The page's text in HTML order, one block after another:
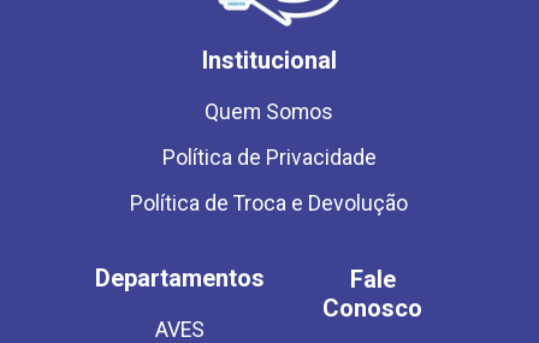
Institucional
Quem Somos
Política de Privacidade
Política de Troca e Devolução
Departamentos
AVES
Fale
Conosco